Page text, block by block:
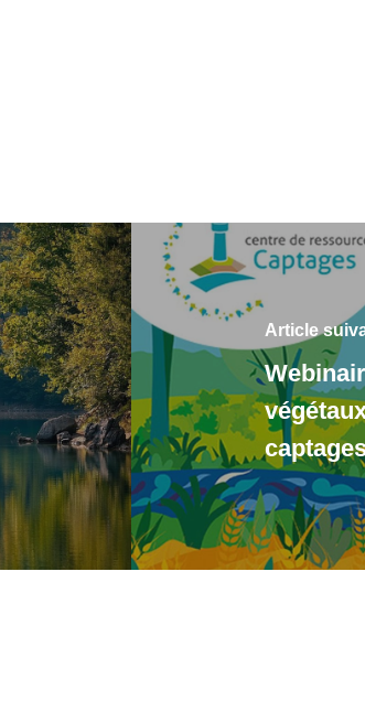
Article